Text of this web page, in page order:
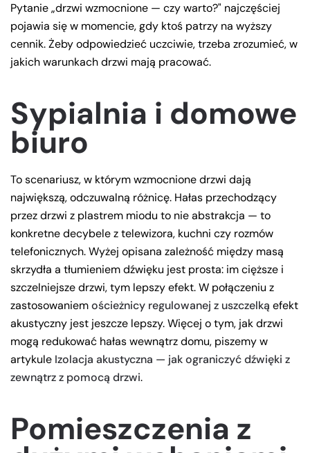
Pytanie „drzwi wzmocnione — czy warto?" najczęściej
pojawia się w momencie, gdy ktoś patrzy na wyższy
cennik. Żeby odpowiedzieć uczciwie, trzeba zrozumieć, w
jakich warunkach drzwi mają pracować.
Sypialnia i domowe
biuro
To scenariusz, w którym wzmocnione drzwi dają
największą, odczuwalną różnicę. Hałas przechodzący
przez drzwi z plastrem miodu to nie abstrakcja — to
konkretne decybele z telewizora, kuchni czy rozmów
telefonicznych. Wyżej opisana zależność między masą
skrzydła a tłumieniem dźwięku jest prosta: im cięższe i
szczelniejsze drzwi, tym lepszy efekt. W połączeniu z
zastosowaniemościeżnicy regulowanej z uszczelką efekt
akustyczny jest jeszcze lepszy. Więcej o tym, jak drzwi
mogą redukować hałas wewnątrz domu, piszemy w
artykule Izolacja akustyczna — jak ograniczyć dźwięki z
zewnątrz z pomocą drzwi.
Pomieszczenia z